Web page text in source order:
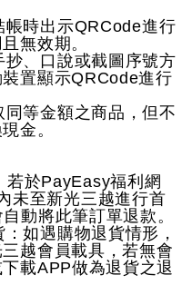
時出示QRCode進行
無效期。
、口說或截圖序號方
置顯示QRCode進行
等金額之商品，但不
金。
若於PayEasy福利網
未至新光三越進行首
動將此筆訂單退款。
如遇購物退貨情形，
越會員載具，若無會
載APP做為退貨之退